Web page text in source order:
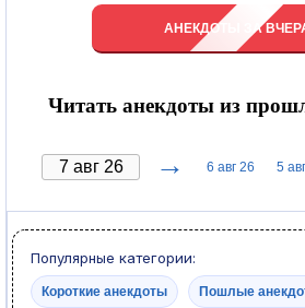
АНЕКДОТЫ ЗА
Читать анекдоты из
→ 6 авг 26 5
Популярные категории:
Короткие анекдоты Пошлые